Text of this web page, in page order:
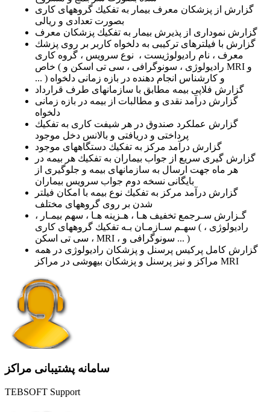
گزارش از پزشكان معرف بیمار به تفكیك گروههای كاری
بصورت تعدادی و ریالی
گزارش نموداری از پذیرش بیمار به تفكیك پزشكان معرف
گزارش با فیلترهای تركیبی به دلخواه كاربر بر روی پزشك
معرف ، نام رادیولوژیست ، نوع سرویس ، گروه كاری
خاص ( رادیولوژی ، سونوگرافی ، سی تی اسكن و MRI و
... ) و كارشناس انجام دهنده در بازه زمانی دلخواه
گزارش فلاپی بیمه مطابق با سازمانهای طرف قرارداد
گزارش درآمد نقدی و مطالبات از بیمه در بازه زمانی
دلخواه
گزارش عملكرد صندوق در هر شیفت كاری به تفكیك
پرداختی و دریافتی و بالانس دخل موجود
گزارش درآمد مركز به تفكیك دستگاههای موجود
گزارش گیری سریع از جواب بیماران به تفكیك هر بیمه در
هر ماه جهت ارسال به سازمانهای بیمه و جلوگیری از
بایگانی نسخه دوم جواب سرویس بیماران
گزارش درآمد مركز به تفكیك نوع بیمه با امكان فیلتر
شدن بر روی گروههای مختلف
گـزارش سـرجمع تخفیف هـا ، هـزینه هـا ، سهم بیمـار ،
سهـم سـازمـان بـه تفكیك گروههای كاری ( رادیولوژی ،
سی تی اسكن ، MRI ، سونوگرافی و ... )
گزارش كامل پركیس پرسنل و پزشكان رادیولوژی در همه
مراكز و نیز پرسنل و پزشكان بیهوشی در مراكز MRI
سامانه پشتیبانی مراکز
TEBSOFT Support